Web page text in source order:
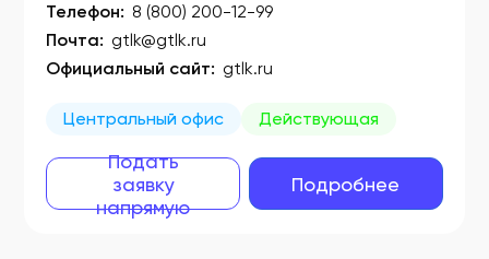
Телефон: 8 (800) 200-12-99
Почта: gtlk@gtlk.ru
Официальный сайт: gtlk.ru
Центральный офис Действующая
Подать
заявку
напрямую
Подробнее